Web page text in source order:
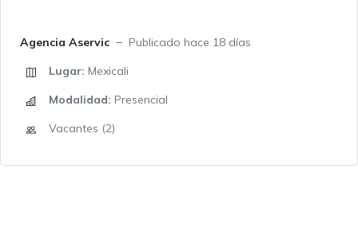
Agencia Aservic
Publicado hace 18 días
Lugar: Mexicali
Modalidad: Presencial
Vacantes (2)